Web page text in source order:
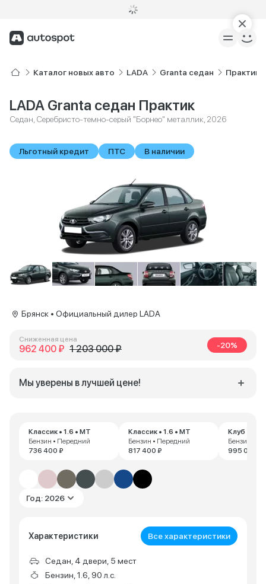
Каталог новых авто LADA Granta седан Практик
LADA Granta седан Практик
Седан, Серебристо-темно-серый "Борнео" металлик, 2026
Льготный кредит ПТС В наличии
Классик • 1.6 • MT
Бензин • Передний
736 400 ₽
Классик • 1.6 • MT
Бензин • Передний
817 400 ₽
Клуб • 1.6
Бензин •
995 000 ₽
Год: 2026
Характеристики Все характеристики
Седан, 4 двери, 5 мест
Бензин, 1.6, 90 л.с.
Брянск • Официальный дилер LADA
Сниженная цена
962 400 ₽ 1 203 000 ₽ -20%
Мы уверены в лучшей цене!